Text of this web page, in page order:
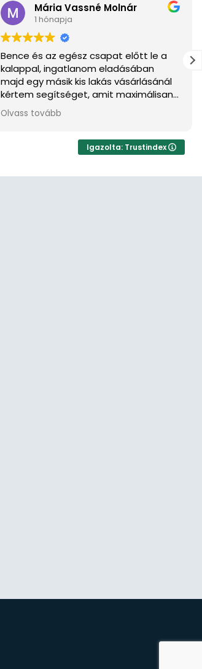
Mária Vassné Molnár
1 hónapja
Bence és az egész csapat előtt le a
kalappal, ingatlanom eladásában
majd egy másik kis lakás vásárlásánál
kértem segítséget, amit maximálisan
meg is kaptam. Ügyvédet és hitelt is
segítettek találni, akikkel szintén
rosszat hall az ember az
ingatlanosokrol, de minden
Olvass tovább
Igazolta: Trustindex